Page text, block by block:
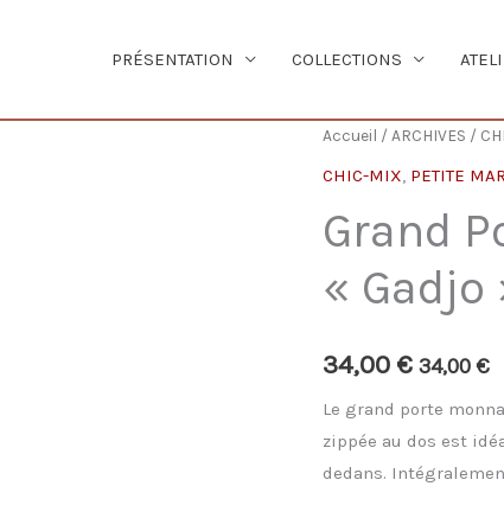
PRÉSENTATION COLLECTIONS
Accueil / ARCHIVES /
CHIC-MIX, PETITE
Grand
«
34,00 € 34,00€
Le grand porte
zippée au dos est
dedans.